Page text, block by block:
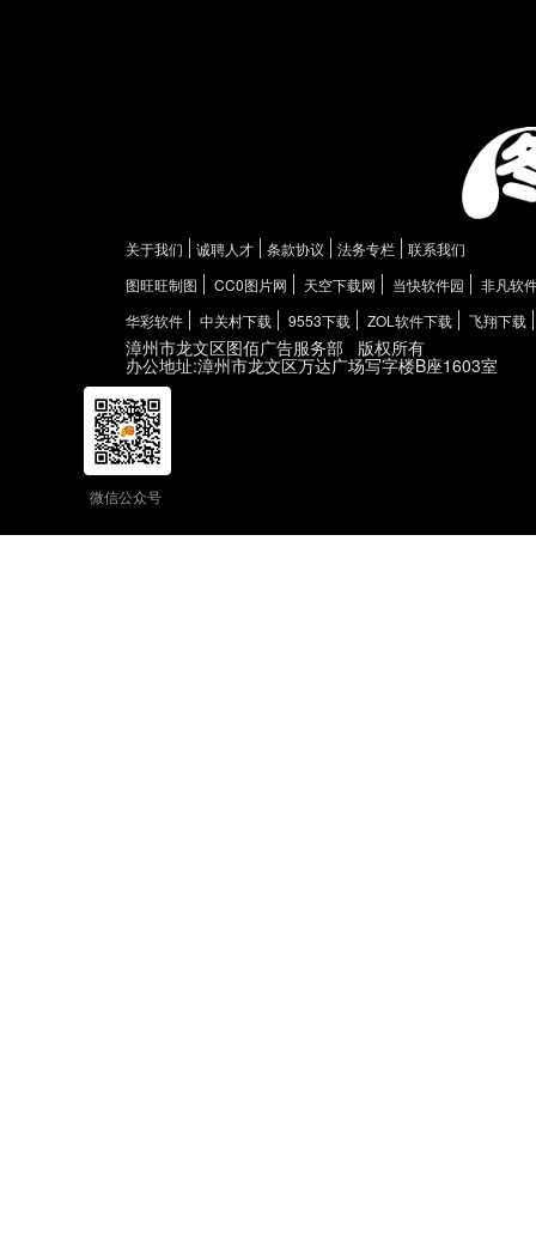
关于我们 诚聘人才 条款协议 法务专栏
联系我们
图旺旺制图
CC0图片网 天空下载网 当快软件园
非凡软
华彩软件
中关村下载 9553下载 ZOL软件下载 飞翔下载
漳州市龙文区图佰广告服务部 版权所有
办公地址:漳州市龙文区万达广场写字楼B座1603室
微信公众号